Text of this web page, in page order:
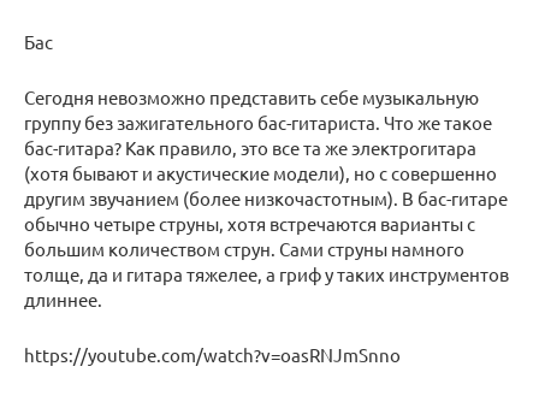
Бас
Сегодня невозможно представить себе музыкальную
группу без зажигательного бас-гитариста. Что же такое
бас-гитара? Как правило, это все та же электрогитара
(хотя бывают и акустические модели), но с совершенно
другим звучанием (более низкочастотным). В бас-гитаре
обычно четыре струны, хотя встречаются варианты с
большим количеством струн. Сами струны намного
толще, да и гитара тяжелее, а гриф у таких инструментов
длиннее.
https://youtube.com/watch?v=oasRNJmSnno